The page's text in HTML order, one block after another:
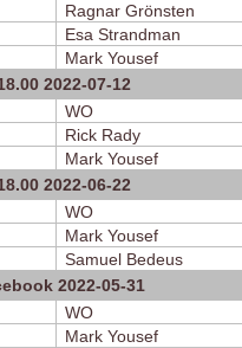
Ragnar Grönsten
Esa Strandman
Mark Yousef
2022-07-12
WO
Rick Rady
Mark Yousef
2022-06-22
WO
Mark Yousef
Samuel Bedeus
2022-05-31
WO
Mark Yousef